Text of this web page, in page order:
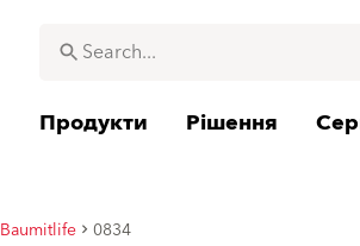
Продукти Рішення
Baumitlife 0834